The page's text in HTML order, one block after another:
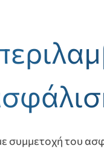
συμμετοχή του